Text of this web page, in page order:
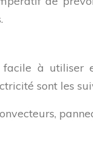
facile à utiliser
sont les